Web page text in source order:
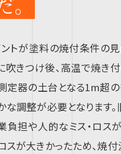
ントが塗料の焼付条件
きつけ後、高温で焼き
定器の土台となる1m超
調整が必要となります
担や人的なミス・ロス
が大きかったため、焼